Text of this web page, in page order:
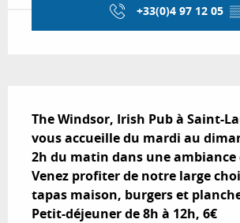
+33(0)4 97 12 05
The Windsor, Irish Pub à Saint-
vous accueille du mardi au
2h du matin dans une ambiance
Venez profiter de notre large
tapas maison, burgers et
Petit-déjeuner de 8h à 12h, 6€